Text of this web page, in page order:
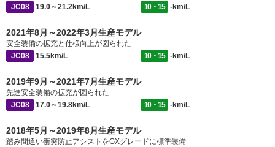
JC08
19.0～21.2km/L 10・15 -km/L
2021年8月～2022年3月生産モデル
安全装備の拡充と仕様向上が図られた
JC08
15.5km/L 10・15 -km/L
2019年9月～2021年7月生産モデル
先進安全装備の拡充が図られた
JC08
17.0～19.8km/L 10・15 -km/L
2018年5月～2019年8月生産モデル
踏み間違い衝突防止アシストをGXグレードに標準装備